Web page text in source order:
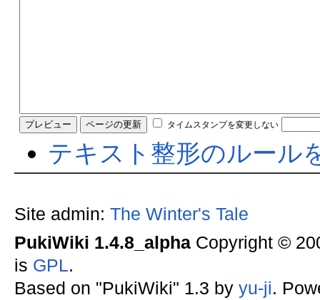
タイムスタンプを変更しない
テキスト整形のルール
Site admin: The Winter's Tale
PukiWiki 1.4.8_alphaCopyright ©
is GPL.
Based on "PukiWiki" 1.3 by yu-ji.